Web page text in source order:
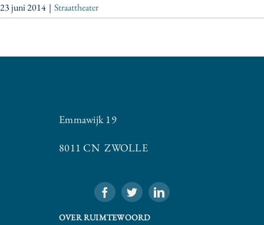
23 juni 2014 | Straattheater
Emmawijk 19
8011 CN ZWOLLE
OVER RUIMTEWOORD